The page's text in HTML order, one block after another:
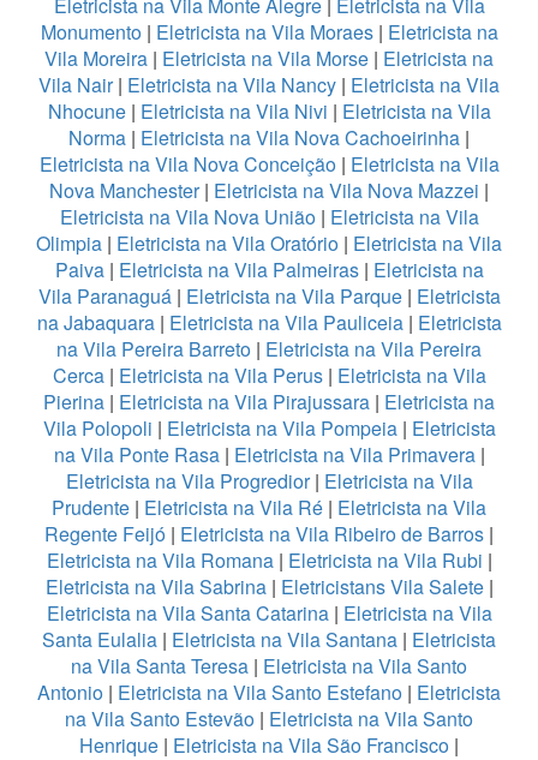
Monumento| Eletricista na Vila Moraes| Eletricista na
Vila Moreira | Eletricista na Vila Morse | Eletricista na
Vila Nair| Eletricista na Vila Nancy | Eletricista na Vila
Nhocune| Eletricista na Vila Nivi | Eletricista na Vila
Norma | Eletricista na Vila Nova Cachoeirinha |
Eletricista na Vila Nova Conceição| Eletricista na Vila
Nova Manchester| Eletricista na Vila Nova Mazzei |
Eletricista na Vila Nova União| Eletricista na Vila
Olimpia | Eletricista na Vila Oratório | Eletricista na Vila
Paiva| Eletricista na Vila Palmeiras| Eletricista na
Vila Paranaguá| Eletricista na Vila Parque| Eletricista
na Jabaquara| Eletricista na Vila Pauliceia| Eletricista
na Vila Pereira Barreto | Eletricista na Vila Pereira
Cerca| Eletricista na Vila Perus| Eletricista na Vila
Pierina | Eletricista na Vila Pirajussara | Eletricista na
Vila Polopoli | Eletricista na Vila Pompeia| Eletricista
na Vila Ponte Rasa| Eletricista na Vila Primavera|
Eletricista na Vila Progredior| Eletricista na Vila
Prudente | Eletricista na Vila Ré | Eletricista na Vila
Regente Feijó | Eletricista na Vila Ribeiro de Barros |
Eletricista na Vila Romana| Eletricista na Vila Rubi |
Eletricista na Vila Sabrina| Eletricistans Vila Salete|
Eletricista na Vila Santa Catarina| Eletricista na Vila
Santa Eulalia | Eletricista na Vila Santana | Eletricista
na Vila Santa Teresa | Eletricista na Vila Santo
Antonio | Eletricista na Vila Santo Estefano | Eletricista
na Vila Santo Estevão | Eletricista na Vila Santo
Henrique | Eletricista na Vila São Francisco |